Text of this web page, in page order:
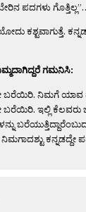
ಪದಗಳು
ಕಶ್ಟವಾಗುತ್ತೆ.
ಗಮನಿಸಿ:
ಬರೆಯಿರಿ. ನಿಮಗೆ ಯಾವ
ಇಲ್ಲಿ ಕೆಲವರು
ಕನ್ನಡದ್ದೇ